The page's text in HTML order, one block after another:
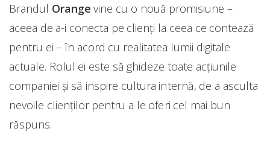
Brandul Orange vine cu o nouă promisiune –
aceea de a-i conecta pe clienți la ceea ce contează
pentru ei – în acord cu realitatea lumii digitale
actuale. Rolul ei este să ghideze toate acțiunile
companiei și să inspire cultura internă, de a asculta
nevoile clienților pentru a le oferi cel mai bun
răspuns.